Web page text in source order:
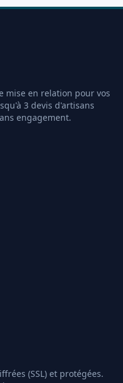
mise en relation pour vos
3 devis d'artisans
engagement.
(SSL) et protégées.